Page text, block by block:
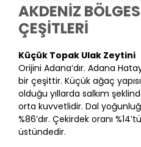
AKDENİZ
ÇEŞİTLERİ
Küçük Topak Ulak Zeytini
Orijini Adana’dır. Adana
bir çeşittir. Küçük ağaç
olduğu yıllarda salkım
orta kuvvetlidir. Dal
%86’dır. Çekirdek oranı
üstündedir.